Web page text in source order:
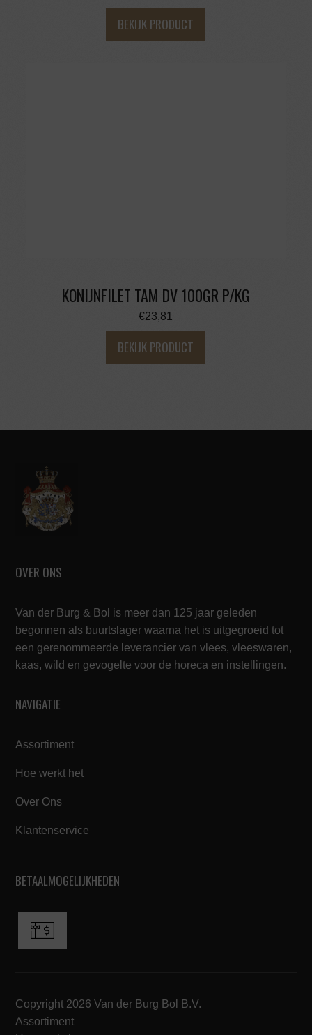
BEKIJK PRODUCT
KONIJNFILET TAM DV 100GR P/KG
€23,81
BEKIJK PRODUCT
OVER ONS
Van der Burg & Bol is meer dan 125 jaar geleden
begonnen als buurtslager waarna het is uitgegroeid tot
een gerenommeerde leverancier van vlees, vleeswaren,
kaas, wild en gevogelte voor de horeca en instellingen.
NAVIGATIE
Assortiment
Hoe werkt het
Over Ons
Klantenservice
BETAALMOGELIJKHEDEN
Copyright 2026 Van der Burg Bol B.V.
Assortiment